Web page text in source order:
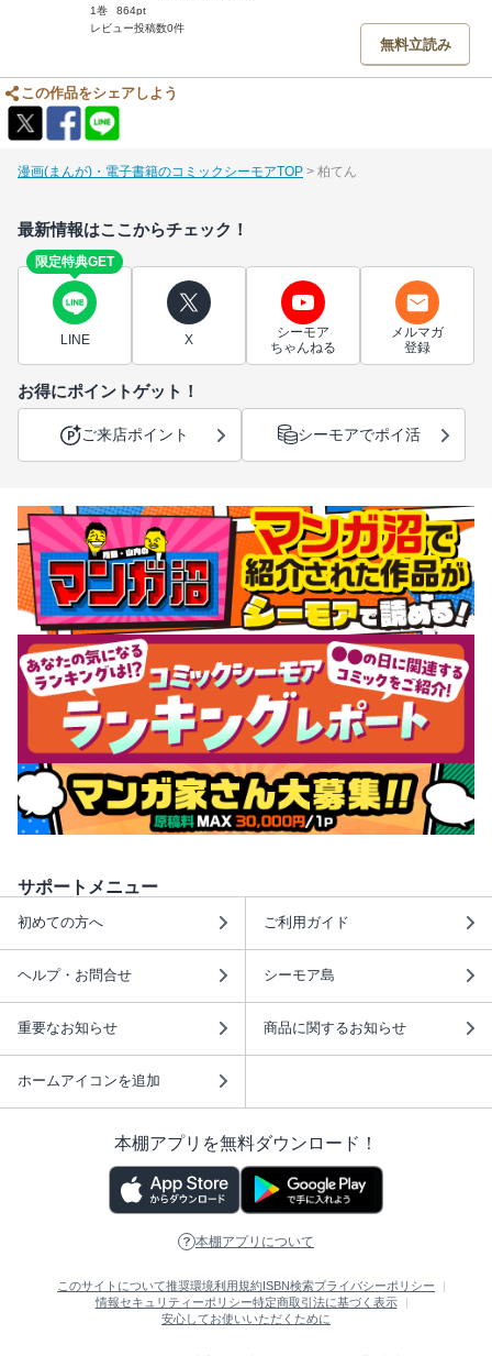
1巻
864pt
レビュー投稿数0件
無料立読み
この作品をシェアしよう
漫画(まんが)・電子書籍のコミックシーモアTOP 柏てん
最新情報はここからチェック！
限定特典GET
LINE X
シーモア
ちゃんねる
メルマガ
登録
お得にポイントゲット！
ご来店ポイント シーモアでポイ活
サポートメニュー
初めての方へ ご利用ガイド
ヘルプ・お問合せ シーモア島
重要なお知らせ 商品に関するお知らせ
ホームアイコンを追加
本棚アプリを無料ダウンロード！
本棚アプリについて
このサイトについて推奨環境利用規約ISBN検索プライバシーポリシー
情報セキュリティーポリシー特定商取引法に基づく表示
安心してお使いいただくために